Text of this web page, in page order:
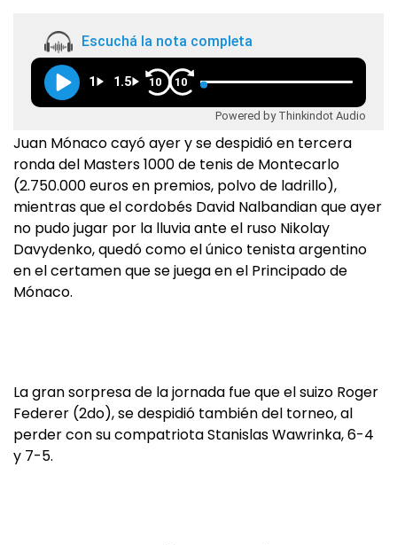
Escuchá la nota completa
1 1.5 10 10
Powered by Thinkindot Audio
Juan Mónaco cayó ayer y se despidió en tercera
ronda del Masters 1000 de tenis de Montecarlo
(2.750.000 euros en premios, polvo de ladrillo),
mientras que el cordobés David Nalbandian que ayer
no pudo jugar por la lluvia ante el ruso Nikolay
Davydenko, quedó como el único tenista argentino
en el certamen que se juega en el Principado de
Mónaco.
La gran sorpresa de la jornada fue que el suizo Roger
Federer (2do), se despidió también del torneo, al
perder con su compatriota Stanislas Wawrinka, 6-4
y 7-5.